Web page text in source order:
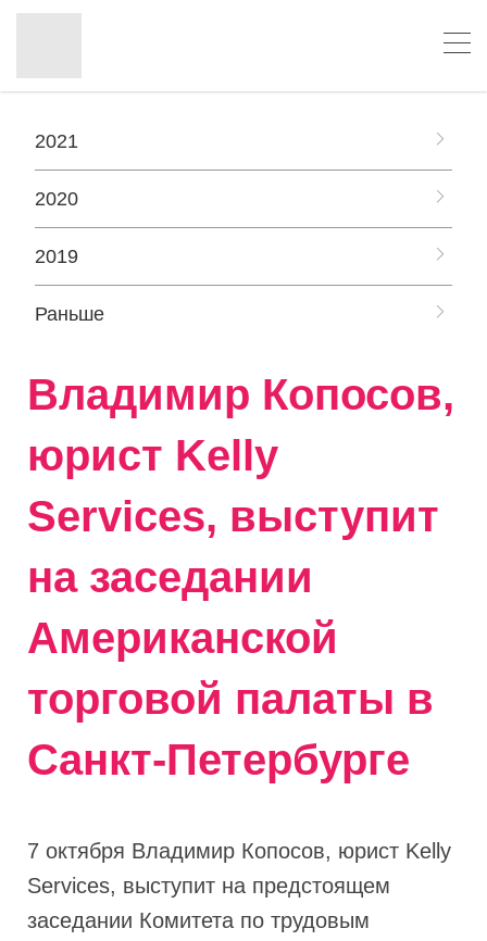
2021
2020
2019
Раньше
Владимир Копосов,
юрист Kelly
Services, выступит
на заседании
Американской
торговой палаты в
Санкт-Петербурге
7 октября Владимир Копосов, юрист Kelly
Services, выступит на предстоящем
заседании Комитета по трудовым